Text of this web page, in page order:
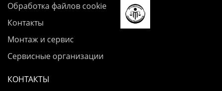
Обработка файлов cookie
Контакты
Монтаж и сервис
Сервисные организации
КОНТАКТЫ